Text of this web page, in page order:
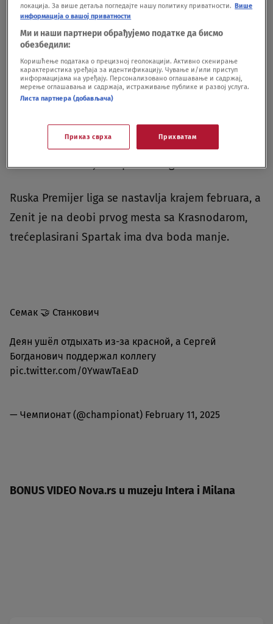
U znak solidarnosti je sa njim krenuo i Sergej
Semak, trener Zenita, koji je seo pored njega, pa
su zajedno ispratili meč do kraja. To je zaista
neviđena situacija u istoriji fudbala.
Čitav meč za Zenit odigrao je Strahinja Eraković u
paru sa Vanjom Drkušićem, bivšim izgračem
Zvezde. Za Zenit je od početka igrao Srđan Babić.
Ruska Premijer liga se nastavlja krajem februara, a
Zenit je na deobi prvog mesta sa Krasnodarom,
trećeplasirani Spartak ima dva boda manje.
Семак 🤝 Станкович
Деян ушёл отдыхать из-за красной, а Сергей
Богданович поддержал коллегу
pic.twitter.com/0YwawTaEaD
— Чемпионат (@championat) February 11, 2025
BONUS VIDEO Nova.rs u muzeju Intera i Milana
локација. За више детаља погледајте нашу политику приватности. Више
информација о вашој приватности
Ми и наши партнери обрађујемо податке да бисмо
обезбедили:
Коришћење података о прецизној геолокацији. Активно скенирање
карактеристика уређаја за идентификацију. Чување и/или приступ
информацијама на уређају. Персонализовано оглашавање и садржај,
мерење оглашавања и садржаја, истраживање публике и развој услуга.
Листа партнера (добављача)
Приказ сврха Прихватам